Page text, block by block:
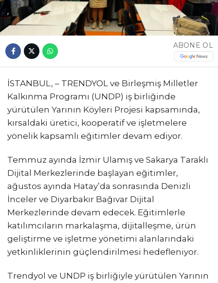
ABONE OL
İSTANBUL, – TRENDYOL ve Birleşmiş Milletler
Kalkınma Programı (UNDP) iş birliğinde
yürütülen Yarının Köyleri Projesi kapsamında,
kırsaldaki üretici, kooperatif ve işletmelere
yönelik kapsamlı eğitimler devam ediyor.
Temmuz ayında İzmir Ulamış ve Sakarya Taraklı
Dijital Merkezlerinde başlayan eğitimler,
ağustos ayında Hatay’da sonrasında Denizli
İnceler ve Diyarbakır Bağıvar Dijital
Merkezlerinde devam edecek. Eğitimlerle
katılımcıların markalaşma, dijitalleşme, ürün
geliştirme ve işletme yönetimi alanlarındaki
yetkinliklerinin güçlendirilmesi hedefleniyor.
Trendyol ve UNDP iş birliğiyle yürütülen Yarının